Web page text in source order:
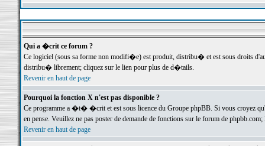
Qui a �crit ce forum ?
Ce logiciel (sous sa forme non modifi�e) est produit, distribu� et est sous droits
distribu� librement; cliquez sur le lien pour plus de d�tails.
Revenir en haut de page
Pourquoi la fonction X n'est pas disponible ?
Ce programme a �t� �crit et est sous licence du Groupe phpBB. Si vous croyez
en pense. Veuillez ne pas poster de demande de fonctions sur le forum de
Revenir en haut de page